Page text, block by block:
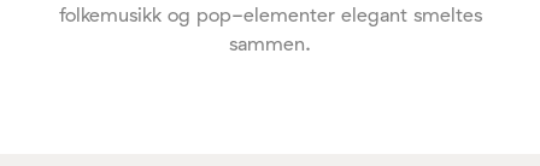
folkemusikk og pop-elementer elegant smeltes
sammen.